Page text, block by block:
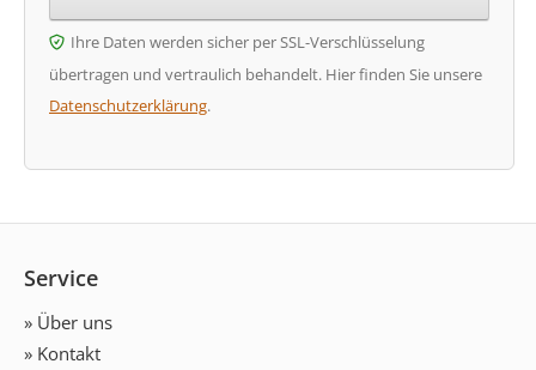
Ihre Daten werden sicher per SSL-Verschlüsselung
übertragen und vertraulich behandelt. Hier finden Sie unsere
Datenschutzerklärung.
Service
» Über uns
» Kontakt